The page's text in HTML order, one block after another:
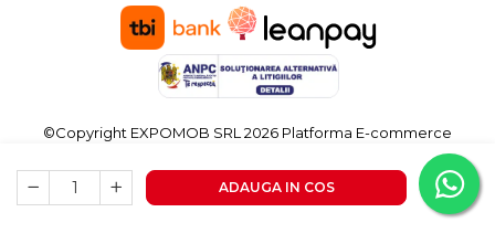
ADAUGA IN COS
©Copyright EXPOMOB SRL 2026 Platforma E-commerce